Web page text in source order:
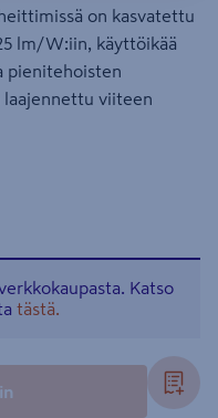
on kasvatettu
lm/W:iin, käyttöikää
pienitehoisten
laajennettu viiteen
Katso
tästä.